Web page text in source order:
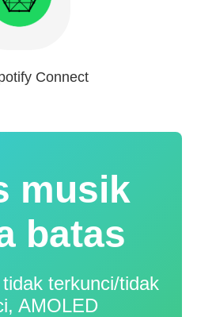
Connect
musik
batas
terkunci/tidak
AMOLED